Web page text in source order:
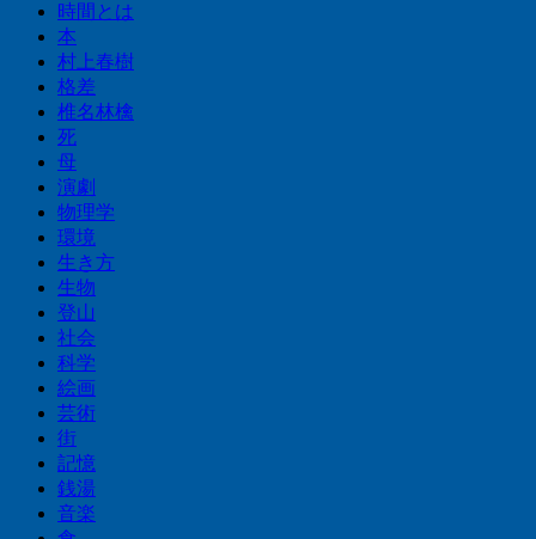
時間とは
本
村上春樹
格差
椎名林檎
死
母
演劇
物理学
環境
生き方
生物
登山
社会
科学
絵画
芸術
街
記憶
銭湯
音楽